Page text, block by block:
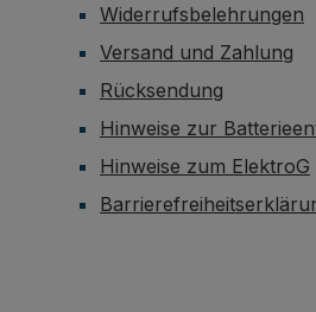
Widerrufsbelehrungen
Versand und Zahlung
Rücksendung
Hinweise zur
Hinweise zum ElektroG